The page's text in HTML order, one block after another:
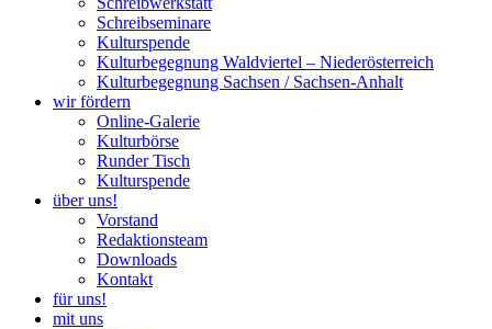
Schreibseminare
Kulturspende
Kulturbegegnung Waldviertel – Niederösterreich
Kulturbegegnung Sachsen / Sachsen-Anhalt
wir fördern
Online-Galerie
Kulturbörse
Runder Tisch
Kulturspende
über uns!
Vorstand
Redaktionsteam
Downloads
Kontakt
für uns!
mit uns